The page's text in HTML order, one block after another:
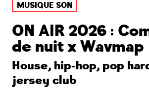
MUSIQUE SON
ON AIR 2026 :
de nuit x Wavmap
House, hip-hop, pop
jersey club